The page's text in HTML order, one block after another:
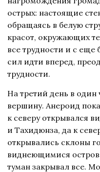
острых: настоящие
обращаясь в белую
красот, окружающих
все трудности и с
сил идти вперед,
трудности.
На третий день в один
вершину. Анероид
к северу открывался
и Тахидюнза, да к
открывались склоны
виднеющимися
туман закрывал все.